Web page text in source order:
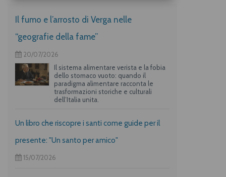
Il fumo e l’arrosto di Verga nelle
“geografie della fame”
20/07/2026
Il sistema alimentare verista e la fobia
dello stomaco vuoto: quando il
paradigma alimentare racconta le
trasformazioni storiche e culturali
dell’Italia unita.
Un libro che riscopre i santi come guide per il
presente: "Un santo per amico"
15/07/2026